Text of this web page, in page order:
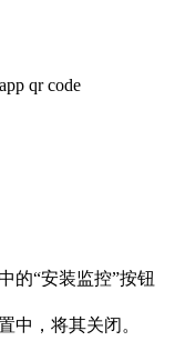
的“安装监控”按钮
中，将其关闭。